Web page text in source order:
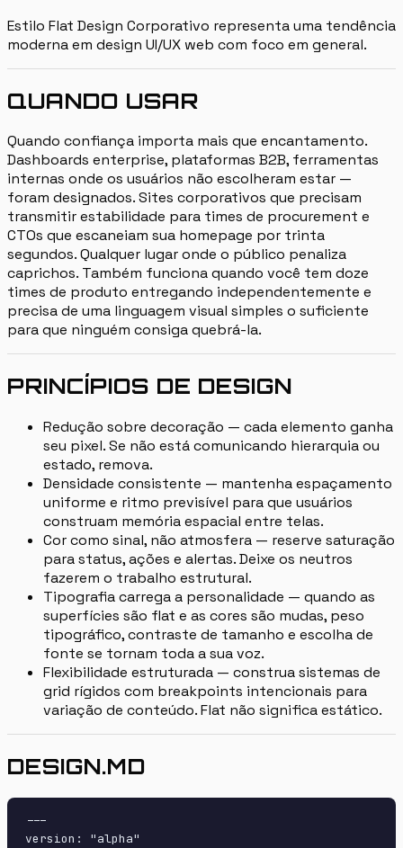
Estilo Flat Design Corporativo representa uma tendência
moderna em design UI/UX web com foco em general.
QUANDO USAR
Quando confiança importa mais que encantamento.
Dashboards enterprise, plataformas B2B, ferramentas
internas onde os usuários não escolheram estar —
foram designados. Sites corporativos que precisam
transmitir estabilidade para times de procurement e
CTOs que escaneiam sua homepage por trinta
segundos. Qualquer lugar onde o público penaliza
caprichos. Também funciona quando você tem doze
times de produto entregando independentemente e
precisa de uma linguagem visual simples o suficiente
para que ninguém consiga quebrá-la.
PRINCÍPIOS DE DESIGN
Redução sobre decoração — cada elemento ganha
seu pixel. Se não está comunicando hierarquia ou
estado, remova.
Densidade consistente — mantenha espaçamento
uniforme e ritmo previsível para que usuários
construam memória espacial entre telas.
Cor como sinal, não atmosfera — reserve saturação
para status, ações e alertas. Deixe os neutros
fazerem o trabalho estrutural.
Tipografia carrega a personalidade — quando as
superfícies são flat e as cores são mudas, peso
tipográfico, contraste de tamanho e escolha de
fonte se tornam toda a sua voz.
Flexibilidade estruturada — construa sistemas de
grid rígidos com breakpoints intencionais para
variação de conteúdo. Flat não significa estático.
DESIGN.MD
---
version: "alpha"